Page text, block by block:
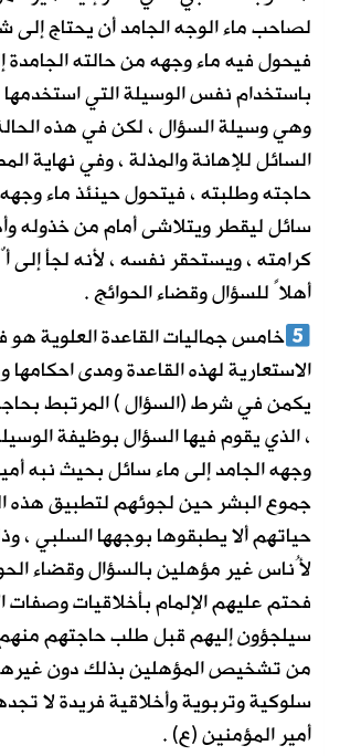
لصاحب ماء الوجه الجامد أن يحتاج
فيحول فيه ماء وجهه من حالته الجامدة
باستخدام نفس الوسيلة التي استخدمها
وهي وسيلة السؤال ، لكن في هذه
السائل للإهانة والمذلة ، وفي نهاية
حاجته وطلبته ، فيتحول حينئذ ماء وجهه
سائل ليقطر ويتلاشى أمام من خذوله
كرامته ، ويستحقر نفسه ، لأنه لجأ
أهلاً للسؤال وقضاء الحوائج .
خامس جماليات القاعدة العلوية
الاستعارية لهذه القاعدة ومدى
يكمن في شرط (السؤال ) المرتبط
، الذي يقوم فيها السؤال بوظيفة
وجهه الجامد إلى ماء سائل بحيث نبه
جموع البشر حين لجوئهم لتطبيق هذه
حياتهم ألا يطبقوها بوجهها السلبي ،
لأُناس غير مؤهلين بالسؤال وقضاء
فحتم عليهم الإلمام بأخلاقيات
سيلجؤون إليهم قبل طلب حاجتهم
من تشخيص المؤهلين بذلك دون
سلوكية وتربوية وأخلاقية فريدة لا
أمير المؤمنين (ع) .